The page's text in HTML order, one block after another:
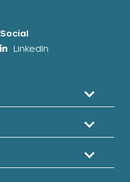
Social
LinkedIn